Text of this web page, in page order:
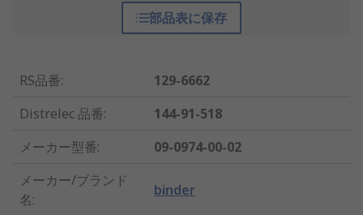
部品表に保存
RS品番:
129-6662
Distrelec 品番:
144-91-518
メーカー型番:
09-0974-00-02
メーカー/ブランド
名:
binder